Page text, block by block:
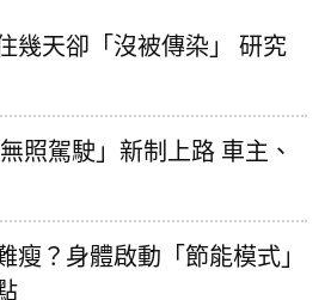
幾天卻「沒被傳染」 研究
照駕駛」新制上路 車主、
瘦？身體啟動「節能模式」